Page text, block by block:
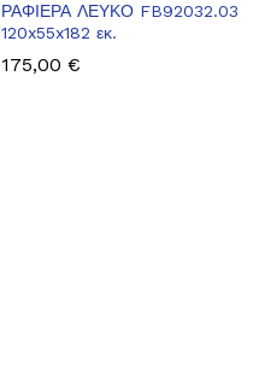
ΡΑΦΙΕΡΑ ΛΕΥΚΟ FB92032.03
120x55x182 εκ.
175,00 €